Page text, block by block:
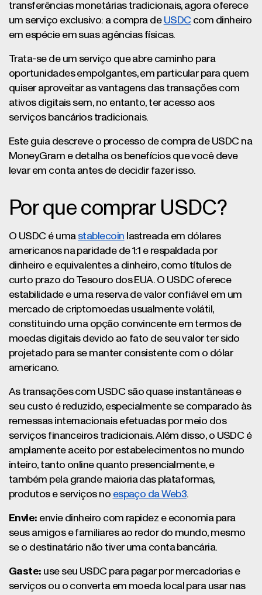
transferências monetárias tradicionais, agora oferece
um serviço exclusivo: a compra de USDCcom dinheiro
em espécie em suas agências físicas.
Trata-se de um serviço que abre caminho para
oportunidades empolgantes, em particular para quem
quiser aproveitar as vantagens das transações com
ativos digitais sem, no entanto, ter acesso aos
serviços bancários tradicionais.
Este guia descreve o processo de compra de USDC na
MoneyGram e detalha os benefícios que você deve
levar em conta antes de decidir fazer isso.
Por que comprar USDC?
O USDC é uma stablecoin lastreada em dólares
americanos na paridade de 1:1 e respaldada por
dinheiro e equivalentes a dinheiro, como títulos de
curto prazo do Tesouro dos EUA. O USDC oferece
estabilidade e uma reserva de valor confiável em um
mercado de criptomoedas usualmente volátil,
constituindo uma opção convincente em termos de
moedas digitais devido ao fato de seu valor ter sido
projetado para se manter consistente com o dólar
americano.
As transações com USDC são quase instantâneas e
seu custo é reduzido, especialmente se comparado às
remessas internacionais efetuadas por meio dos
serviços financeiros tradicionais. Além disso, o USDC é
amplamente aceito por estabelecimentos no mundo
inteiro, tanto online quanto presencialmente, e
também pela grande maioria das plataformas,
produtos e serviços no espaço da Web3.
Envie: envie dinheiro com rapidez e economia para
seus amigos e familiares ao redor do mundo, mesmo
se o destinatário não tiver uma conta bancária.
Gaste: use seu USDC para pagar por mercadorias e
serviços ou o converta em moeda local para usar nas